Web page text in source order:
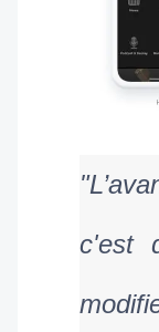
c'est